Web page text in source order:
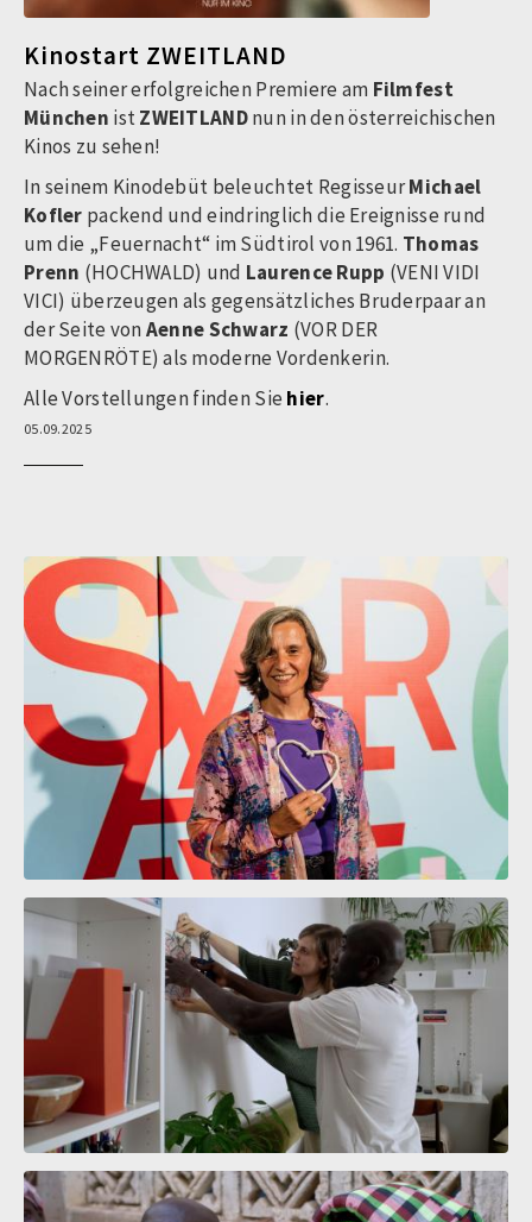
Kinostart ZWEITLAND
Nach seiner erfolgreichen Premiere am Filmfest
München istZWEITLANDnunin den österreichischen
Kinos zu sehen!
In seinem Kinodebüt beleuchtet RegisseurMichael
Kofler packend und eindringlich die Ereignisse rund
um die „Feuernacht“ im Südtirol von 1961. Thomas
Prenn (HOCHWALD) und Laurence Rupp (VENI VIDI
VICI) überzeugen als gegensätzliches Bruderpaar an
der Seite vonAenne Schwarz (VOR DER
MORGENRÖTE) als moderne Vordenkerin.
Alle Vorstellungen finden Sie hier.
05.09.2025